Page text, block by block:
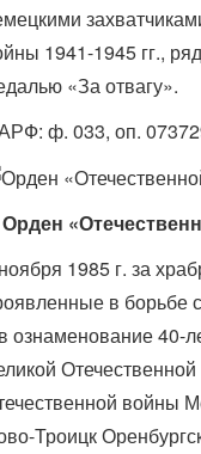
1941-1945 гг.,
«За отвагу».
ф. 033, оп.
1985 г. за
в борьбе
ознаменование 40-
войны
Троицк